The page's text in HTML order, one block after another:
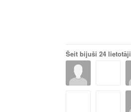
Šeit bijuši 24 lietotāji